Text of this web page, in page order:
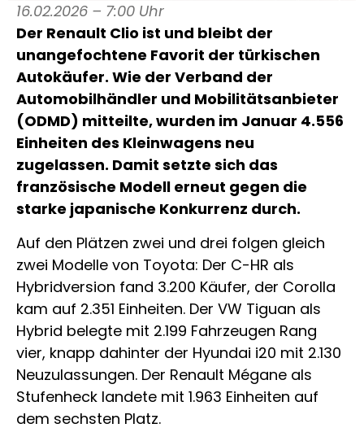
16.02.2026 – 7:00 Uhr
Der Renault Clio ist und bleibt der
unangefochtene Favorit der türkischen
Autokäufer. Wie der Verband der
Automobilhändler und Mobilitätsanbieter
(ODMD) mitteilte, wurden im Januar 4.556
Einheiten des Kleinwagens neu
zugelassen. Damit setzte sich das
französische Modell erneut gegen die
starke japanische Konkurrenz durch.
Auf den Plätzen zwei und drei folgen gleich
zwei Modelle von Toyota: Der C-HR als
Hybridversion fand 3.200 Käufer, der Corolla
kam auf 2.351 Einheiten. Der VW Tiguan als
Hybrid belegte mit 2.199 Fahrzeugen Rang
vier, knapp dahinter der Hyundai i20 mit 2.130
Neuzulassungen. Der Renault Mégane als
Stufenheck landete mit 1.963 Einheiten auf
dem sechsten Platz.